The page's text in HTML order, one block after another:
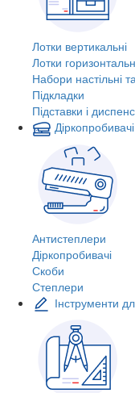
Лотки вертикальні
Лотки
Набори настільні
Підкладки
Підставки і
Антистеплери
Діркопробивачі
Скоби
Степлери
Інструменти